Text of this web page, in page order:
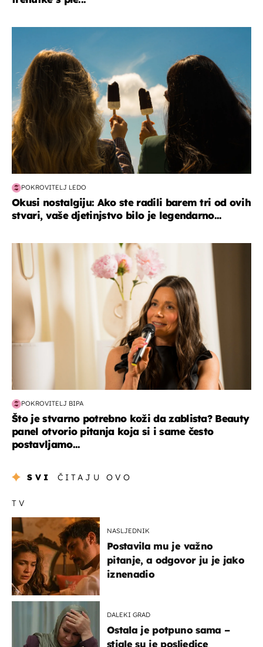
POKROVITELJ LEDO
Okusi nostalgiju: Ako ste radili barem tri od ovih
stvari, vaše djetinjstvo bilo je legendarno...
moda & ljepota
POKROVITELJ BIPA
Što je stvarno potrebno koži da zablista? Beauty
panel otvorio pitanja koja si i same često
postavljamo...
SVI ČITAJU OVO
TV
NASLJEDNIK
Postavila mu je važno
pitanje, a odgovor ju je jako
iznenadio
DALEKI GRAD
Ostala je potpuno sama –
stigle su je posljedice